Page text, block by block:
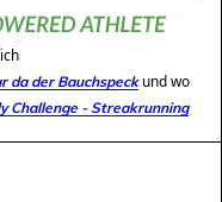
da der Bauchspeckund wo
Challenge - Streakrunning